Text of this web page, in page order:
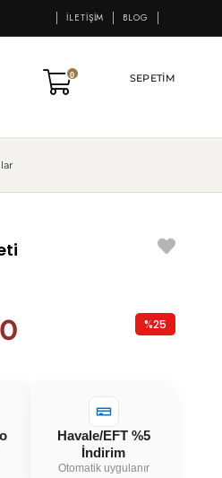
İLETIŞIM BLOG
SEPETIM
0
%25
Havale/EFT %5
İndirim
Otomatik uygulanır